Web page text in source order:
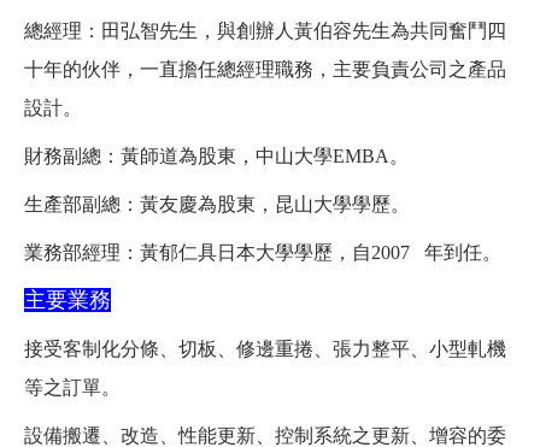
總經理：田弘智先生，與創辦人黃伯容先生為共同奮鬥 四
十年的伙伴，一直擔任總經理職務，主要負責公司之產品
設計。
財務副總：黃師道為股東，中山大學EMBA 。
生產部副總：黃友慶為股東，昆山大學學歷。
業務部經理：黃郁仁具日本大學學歷，自2007 年到任。
主要業務
接受客制化分條、切板、修邊重捲、張力整平、小型軋機
等之訂單。
設備搬遷、改造、性能更新、控制系統之更新、增容的委